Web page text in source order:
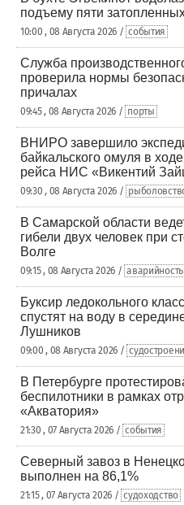
подъему пяти
10:00 , 08 Августа 2026 / события
Служба
проверила нормы
причалах
09:45 , 08 Августа 2026 / порты
ВНИРО завершило
байкальского омуля в
рейса НИС «Викентий
09:30 , 08 Августа 2026 /
В Самарской области
гибели двух человек при
Волге
09:15 , 08 Августа 2026 /
Буксир ледокольного
спустят на воду в
Лушников
09:00 , 08 Августа 2026 /
В Петербурге
беспилотники в рамках
«Акватория»
21:30 , 07 Августа 2026 / события
Северный завоз в
выполнен на 86,1%
21:15 , 07 Августа 2026 / судоходство